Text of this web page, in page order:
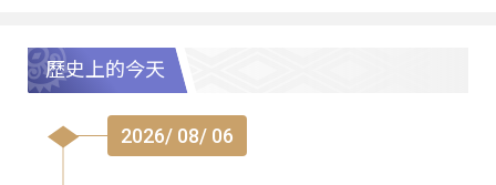
歷史上的今天
2026/ 08/ 06